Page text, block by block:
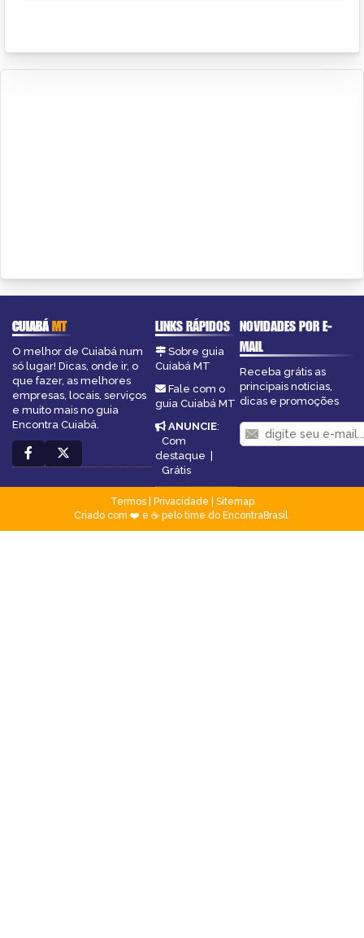
CUIABÁMT
O melhor de Cuiabá num
só lugar! Dicas, onde ir, o
que fazer, as melhores
empresas, locais, serviços
e muito mais no guia
Encontra Cuiabá.
LINKS RÁPIDOS
Sobre guia
Cuiabá MT
Fale com o
guia Cuiabá MT
ANUNCIE:
Com
destaque |
Grátis
NOVIDADES POR E-
MAIL
Receba grátis as
principais notícias,
dicas e promoções
Termos| Privacidade
Sitemap
Criado com ❤️ e ☕ pelo time do EncontraBrasil